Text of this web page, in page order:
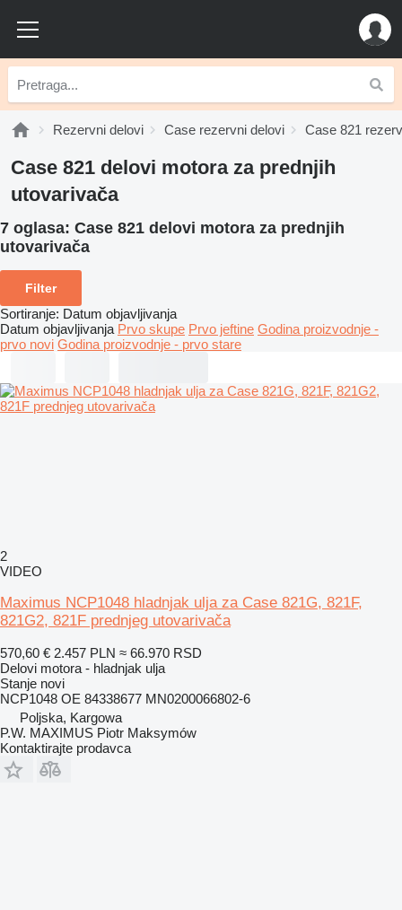
Rezervni delovi Case rezervni delovi Case 821
Case 821 delovi motora za prednjih
utovarivača
7 oglasa: Case 821 delovi motora za prednjih
utovarivača
Filter
Sortiranje: Datum objavljivanja
Datum objavljivanja Prvo skupe Prvo jeftine Godina proizvodnje -
prvo novi Godina proizvodnje - prvo stare
2
VIDEO
Maximus NCP1048 hladnjak ulja za Case 821G, 821F,
821G2, 821F prednjeg utovarivača
570,60 € 2.457 PLN ≈ 66.970 RSD
Delovi motora - hladnjak ulja
Stanje novi
NCP1048 OE 84338677 MN0200066802-6
Poljska, Kargowa
P.W. MAXIMUS Piotr Maksymów
Kontaktirajte prodavca